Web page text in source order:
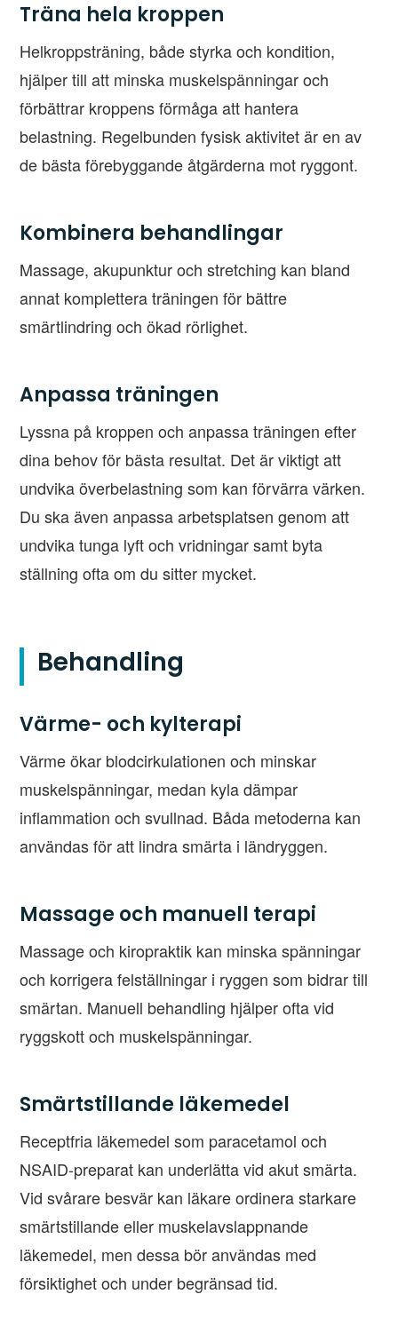
Träna hela kroppen
Helkroppsträning, både styrka och kondition,
hjälper till att minska muskelspänningar och
förbättrar kroppens förmåga att hantera
belastning. Regelbunden fysisk aktivitet är en av
de bästa förebyggande åtgärderna mot ryggont.
Kombinera behandlingar
Massage, akupunktur och stretching kan bland
annat komplettera träningen för bättre
smärtlindring och ökad rörlighet.
Anpassa träningen
Lyssna på kroppen och anpassa träningen efter
dina behov för bästa resultat. Det är viktigt att
undvika överbelastning som kan förvärra värken.
Du ska även anpassa arbetsplatsen genom att
undvika tunga lyft och vridningar samt byta
ställning ofta om du sitter mycket.
Behandling
Värme- och kylterapi
Värme ökar blodcirkulationen och minskar
muskelspänningar, medan kyla dämpar
inflammation och svullnad. Båda metoderna kan
användas för att lindra smärta i ländryggen.
Massage och manuell terapi
Massage och kiropraktik kan minska spänningar
och korrigera felställningar i ryggen som bidrar till
smärtan. Manuell behandling hjälper ofta vid
ryggskott och muskelspänningar.
Smärtstillande läkemedel
Receptfria läkemedel som paracetamol och
NSAID-preparat kan underlätta vid akut smärta.
Vid svårare besvär kan läkare ordinera starkare
smärtstillande eller muskelavslappnande
läkemedel, men dessa bör användas med
försiktighet och under begränsad tid.